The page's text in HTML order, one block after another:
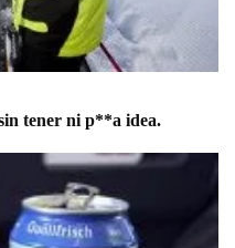
tener ni p**a idea.